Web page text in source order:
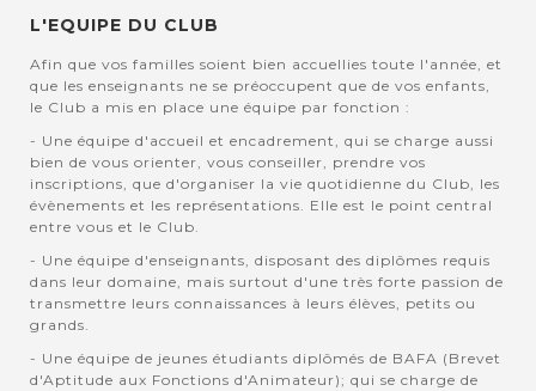
L'EQUIPE DU CLUB
Afin que vos familles soient bien accuellies toute l'année, et
que les enseignants ne se préoccupent que de vos enfants,
le Club a mis en place une équipe par fonction :
- Une équipe d'accueil et encadrement, qui se charge aussi
bien de vous orienter, vous conseiller, prendre vos
inscriptions, que d'organiser la vie quotidienne du Club, les
évènements et les représentations. Elle est le point central
entre vous et le Club.
- Une équipe d'enseignants, disposant des diplômes requis
dans leur domaine, mais surtout d'une très forte passion de
transmettre leurs connaissances à leurs élèves, petits ou
grands.
- Une équipe de jeunes étudiants diplômés de BAFA (Brevet
d'Aptitude aux Fonctions d'Animateur); qui se charge de